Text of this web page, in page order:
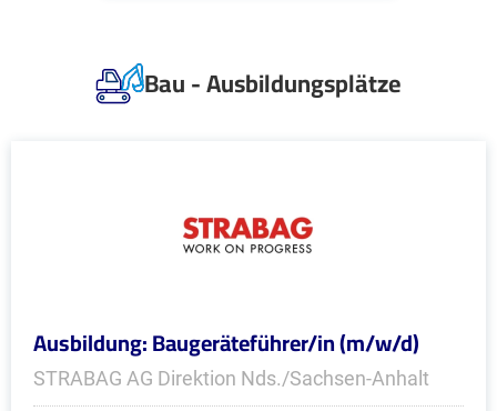
Bau - Ausbildungsplätze
Ausbildung: Baugeräteführer/in (m/w/d)
STRABAG AG Direktion Nds./Sachsen-Anhalt